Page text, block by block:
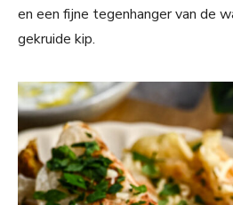
en een fijne tegenhanger van de
gekruide kip.